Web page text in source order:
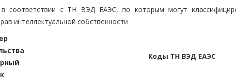
соответствии с ТН ВЭД ЕАЭС, по которым могут
интеллектуальной собственности
Коды ТН ВЭД ЕАЭС